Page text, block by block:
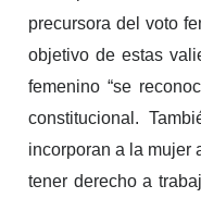
precursora del voto
objetivo de estas
femenino “se
constitucional.
incorporan a la mujer
tener derecho a